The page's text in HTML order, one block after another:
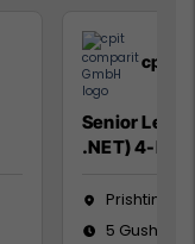
cpit
Senior Lead
.NET) 4-
Prishtinë
5 Gusht